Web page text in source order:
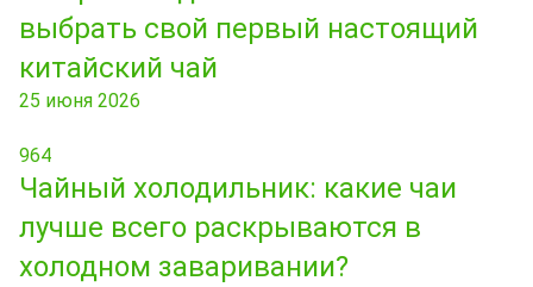
выбрать свой первый настоящий
китайский чай
25 июня 2026
964
Чайный холодильник: какие чаи
лучше всего раскрываются в
холодном заваривании?